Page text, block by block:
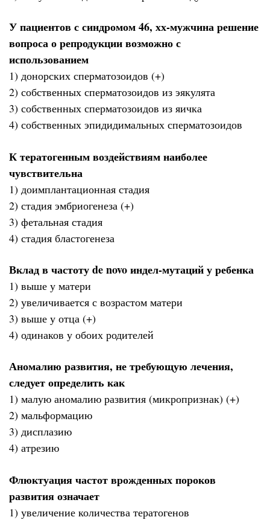
У пациентов с синдромом 46, хх-мужчина решение
вопроса о репродукции возможно с
использованием
1) донорских сперматозоидов (+)
2) собственных сперматозоидов из эякулята
3) собственных сперматозоидов из яичка
4) собственных эпидидимальных сперматозоидов
К тератогенным воздействиям наиболее
чувствительна
1) доимплантационная стадия
2) стадия эмбриогенеза (+)
3) фетальная стадия
4) стадия бластогенеза
Вклад в частоту de novo индел-мутаций у ребенка
1) выше у матери
2) увеличивается с возрастом матери
3) выше у отца (+)
4) одинаков у обоих родителей
Аномалию развития, не требующую лечения,
следует определить как
1) малую аномалию развития (микропризнак) (+)
2) мальформацию
3) дисплазию
4) атрезию
Флюктуация частот врожденных пороков
развития означает
1) увеличение количества тератогенов